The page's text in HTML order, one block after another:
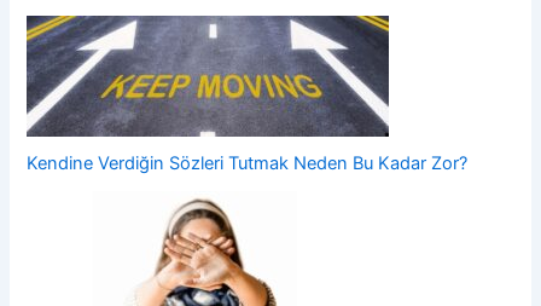
Kendine Verdiğin Sözleri Tutmak Neden Bu Kadar Zor?